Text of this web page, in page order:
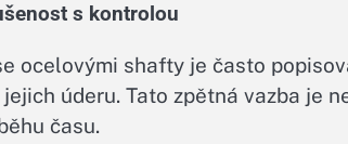
s kontrolou
ocelovými shafty je často
úderu. Tato zpětná vazba je
času.